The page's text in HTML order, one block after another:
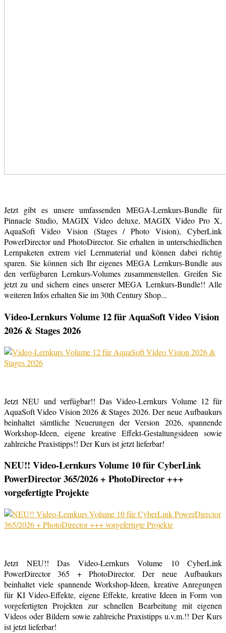
Jetzt gibt es unsere umfassenden MEGA-Lernkurs-Bundle für
Pinnacle Studio, MAGIX Video deluxe, MAGIX Video Pro X,
AquaSoft Video Vision (Stages / Photo Vision), CyberLink
PowerDirector und PhotoDirector. Sie erhalten in unterschiedlichen
Lernpaketen extrem viel Lernmaterial und können dabei richtig
sparen. Sie können sich Ihr eigenes MEGA Lernkurs-Bundle aus
den verfügbaren Lernkurs-Volumes zusammenstellen. Greifen Sie
jetzt zu und sichern eines unserer MEGA Lernkurs-Bundle!! Alle
weiteren Infos erhalten Sie im 30th Century Shop...
Video-Lernkurs Volume 12 für AquaSoft Video Vision
2026 & Stages 2026
Jetzt NEU und verfügbar!! Das Video-Lernkurs Volume 12 für
AquaSoft Video Vision 2026 & Stages 2026. Der neue Aufbaukurs
beinhaltet sämtliche Neuerungen der Version 2026, spannende
Workshop-Ideen, eigene kreative Effekt-Gestaltungsideen sowie
zahlreiche Praxistipps!! Der Kurs ist jetzt lieferbar!
NEU!! Video-Lernkurs Volume 10 für CyberLink
PowerDirector 365/2026 + PhotoDirector +++
vorgefertigte Projekte
Jetzt NEU!! Das Video-Lernkurs Volume 10 CyberLink
PowerDirector 365 + PhotoDirector. Der neue Aufbaukurs
beinhaltet viele spannende Workshop-Ideen, kreative Anregungen
für KI Video-Effekte, eigene Effekte, kreative Ideen in Form von
vorgefertigten Projekten zur schnellen Bearbeitung mit eigenen
Videos oder Bildern sowie zahlreiche Praxistipps u.v.m.!! Der Kurs
ist jetzt lieferbar!